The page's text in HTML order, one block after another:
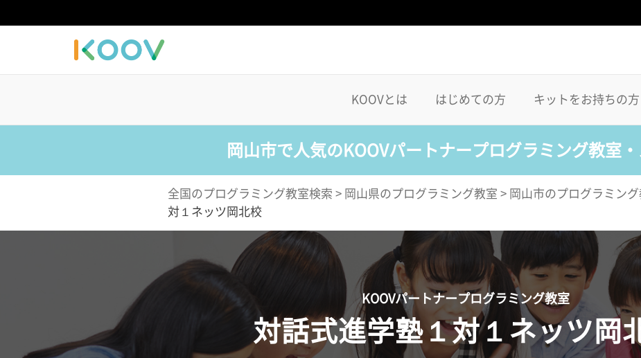
KOOVとは はじめての方 キットをお持ちの方
岡山市で人気のKOOVパートナープログラミング教室
全国のプログラミング教室検索 > 岡山県のプログラミング教室 > 岡山市のプログラミング
対１ネッツ岡北校
KOOVパートナープログラミング教室
対話式進学塾１対１ネッツ岡